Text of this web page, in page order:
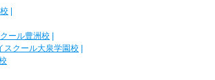
ール豊洲校
スクール大泉学園校